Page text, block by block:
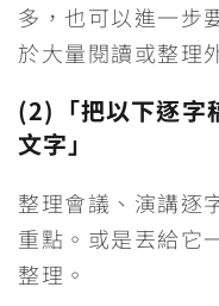
多，也可以進一步
於大量閱讀或整理
(2)「把以下逐字
文字」
整理會議、演講逐
重點。或是丟給它
整理。